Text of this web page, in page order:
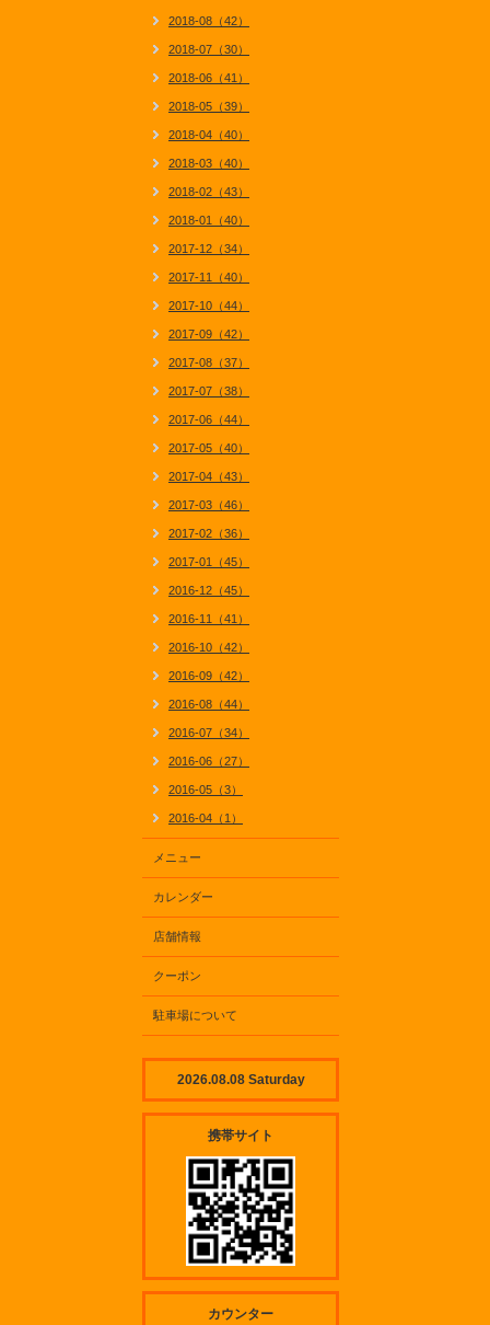
2018-08（42）
2018-07（30）
2018-06（41）
2018-05（39）
2018-04（40）
2018-03（40）
2018-02（43）
2018-01（40）
2017-12（34）
2017-11（40）
2017-10（44）
2017-09（42）
2017-08（37）
2017-07（38）
2017-06（44）
2017-05（40）
2017-04（43）
2017-03（46）
2017-02（36）
2017-01（45）
2016-12（45）
2016-11（41）
2016-10（42）
2016-09（42）
2016-08（44）
2016-07（34）
2016-06（27）
2016-05（3）
2016-04（1）
メニュー
カレンダー
店舗情報
クーポン
駐車場について
2026.08.08 Saturday
携帯サイト
カウンター